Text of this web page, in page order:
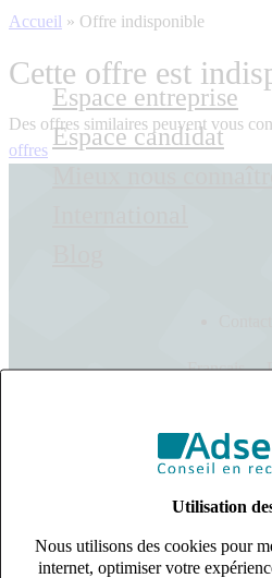
Utilisation
Nous utilisons des cookies pour
internet, optimiser votre
Espace entreprise
Espace candidat
Français
Accueil » Offre indisponible
Cette offre est
Des offres similaires peuvent vous
offres
s'adapter à vos besoin en
10 univers